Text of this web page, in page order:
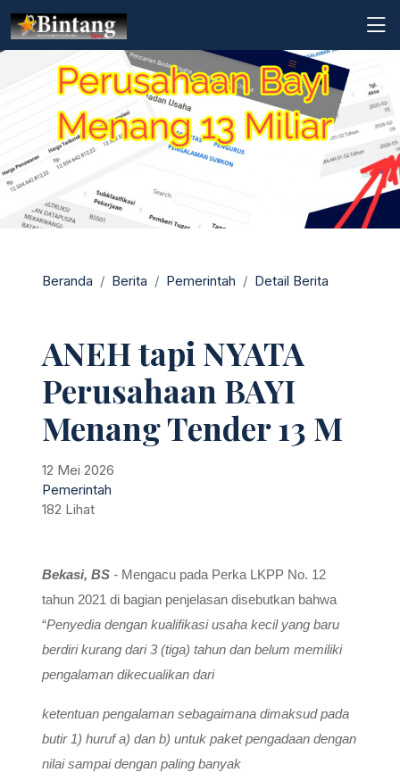
Beranda Berita Pemerintah Detail Berita
ANEH tapi NYATA
Perusahaan BAYI
Menang Tender 13 M
12 Mei 2026
Pemerintah
182 Lihat
Bekasi, BS - Mengacu pada Perka LKPP No. 12
tahun 2021 di bagian penjelasan disebutkan bahwa
“Penyedia dengan kualifikasi usaha kecil yang baru
berdiri kurang dari 3 (tiga) tahun dan belum memiliki
pengalaman dikecualikan dari
ketentuan pengalaman sebagaimana dimaksud pada
butir 1) huruf a) dan b) untuk paket pengadaan dengan
nilai sampai dengan paling banyak